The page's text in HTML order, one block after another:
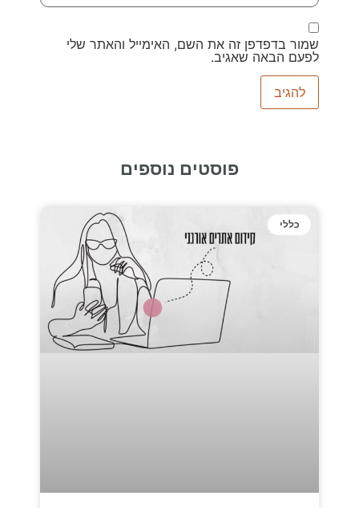
שמור בדפדפן זה את השם, האימייל והאתר שלי
לפעם הבאה שאגיב.
פוסטים נוספים
כללי